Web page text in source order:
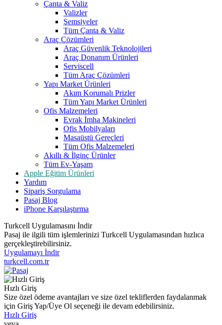
Çanta & Valiz
Valizler
Şemsiyeler
Tüm Çanta & Valiz
Araç Çözümleri
Araç Güvenlik Teknolojileri
Araç Donanım Ürünleri
Serviscell
Tüm Araç Çözümleri
Yapı Market Ürünleri
Akım Korumalı Prizler
Tüm Yapı Market Ürünleri
Ofis Malzemeleri
Evrak İmha Makineleri
Ofis Mobilyaları
Masaüstü Gereçleri
Tüm Ofis Malzemeleri
Akıllı & İlginç Ürünler
Tüm Ev-Yaşam
Apple Eğitim Ürünleri
Yardım
Sipariş Sorgulama
Pasaj Blog
iPhone Karşılaştırma
Turkcell Uygulamasını İndir
Pasaj ile ilgili tüm işlemlerinizi Turkcell Uygulamasından hızlıca
gerçekleştirebilirsiniz.
Uygulamayı İndir
turkcell.com.tr
Hızlı Giriş
Size özel ödeme avantajları ve size özel tekliflerden faydalanmak
için Giriş Yap/Üye Ol seçeneği ile devam edebilirsiniz.
Hızlı Giriş